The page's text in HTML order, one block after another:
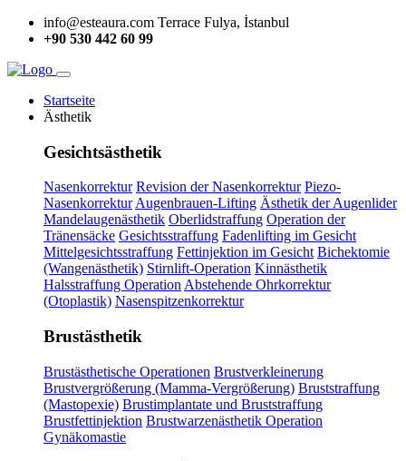
info@esteaura.com Terrace Fulya, İstanbul
+90 530 442 60 99
Startseite
Ästhetik
Gesichtsästhetik
Nasenkorrektur Revision der Nasenkorrektur Piezo-
NasenkorrekturAugenbrauen-Lifting Ästhetik der Augenlider
Mandelaugenästhetik Oberlidstraffung Operation der
Tränensäcke Gesichtsstraffung Fadenlifting im Gesicht
Mittelgesichtsstraffung Fettinjektion im Gesicht Bichektomie
(Wangenästhetik) Stirnlift-Operation Kinnästhetik
Halsstraffung OperationAbstehende Ohrkorrektur
(Otoplastik) Nasenspitzenkorrektur
Brustästhetik
Brustästhetische Operationen Brustverkleinerung
Brustvergrößerung (Mamma-Vergrößerung) Bruststraffung
(Mastopexie) Brustimplantate und Bruststraffung
Brustfettinjektion Brustwarzenästhetik Operation
Gynäkomastie